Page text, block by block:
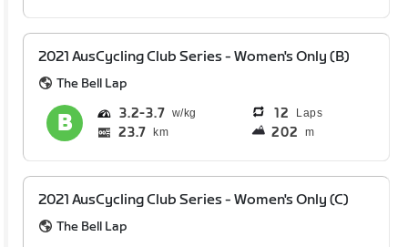
2021 AusCycling Club Series - Women's Only (B)
The Bell Lap
3.2 3.7 12 Laps
23.7 km 202 m
2021 AusCycling Club Series - Women's Only (C)
The Bell Lap